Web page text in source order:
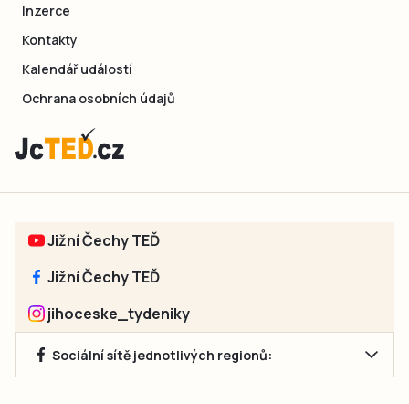
Inzerce
Kontakty
Kalendář událostí
Ochrana osobních údajů
Jižní Čechy TEĎ
Jižní Čechy TEĎ
jihoceske_tydeniky
Sociální sítě jednotlivých regionů: